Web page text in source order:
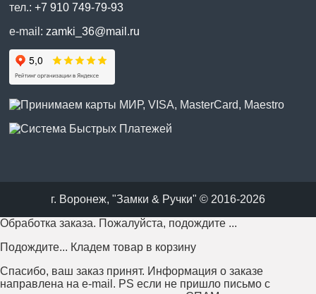
тел.:+7 910 749-79-93
e-mail: zamki_36@mail.ru
г. Воронеж, "Замки & Ручки" © 2016-2026
Обработка заказа. Пожалуйста, подождите ...
Подождите... Кладем товар в корзину
Спасибо, ваш заказ принят. Информация о заказе
направлена на e-mail. PS если не пришло письмо с